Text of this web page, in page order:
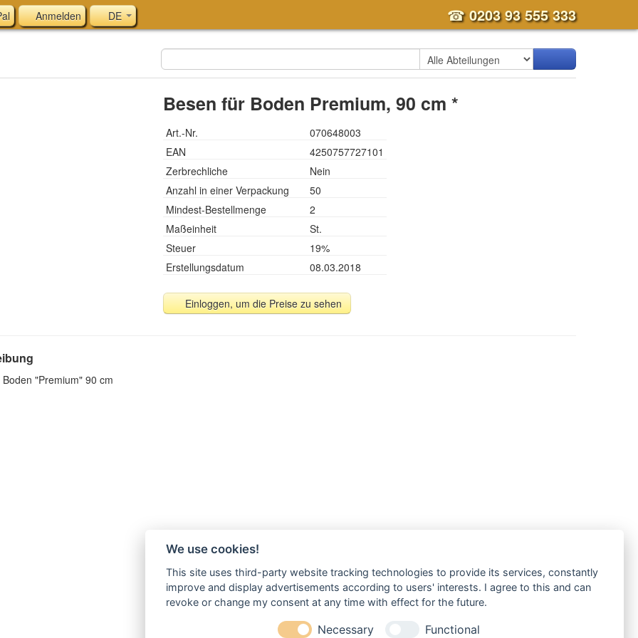
Anmelden DE ☎0203 93 555 333
Besen für Boden Premium, 90 cm *
Art.-Nr.
070648003
EAN
4250757727101
Zerbrechliche
Nein
Anzahl in einer Verpackung
50
Mindest-Bestellmenge
2
Maßeinheit
St.
Steuer
19%
Erstellungsdatum
08.03.2018
Einloggen, um die Preise zu sehen
"Premium" 90 cm
We use cookies!
This site uses third-party website tracking technologies to provide its services, constantly
improve and display advertisements according to users' interests. I agree to this and can
revoke or change my consent at any time with effect for the future.
Necessary Functional